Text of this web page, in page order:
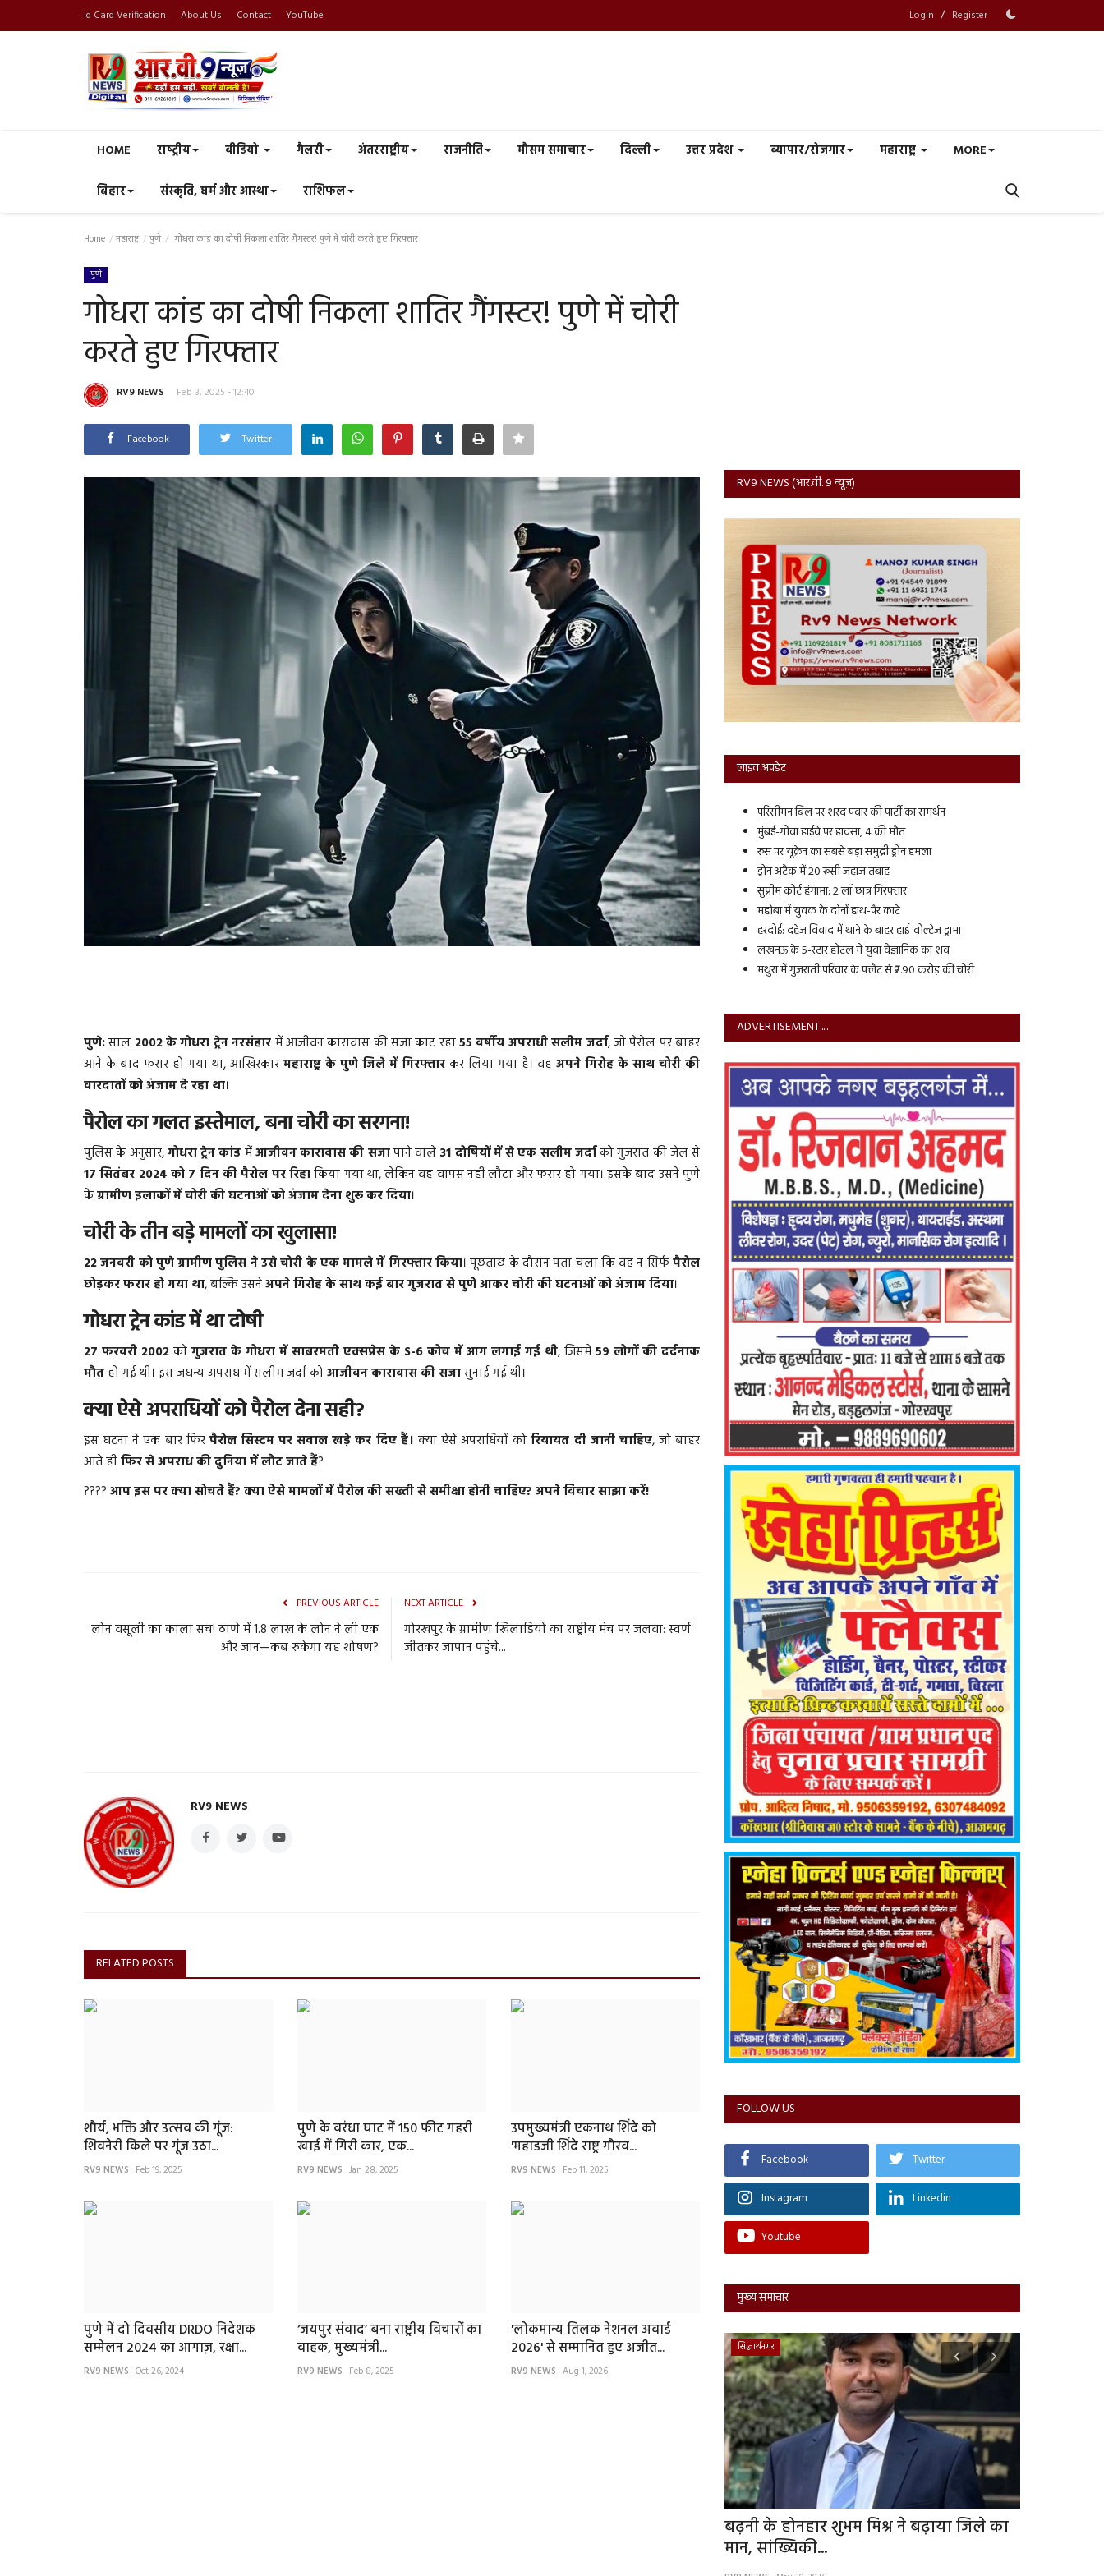
Id Card Verification About Us Contact YouTube Login / Register
HOME राष्‍ट्रीय वीडियो गैलरी अंतरराष्ट्रीय राजनीति मौसम समाचार दिल्ली उत्तर प्रदेश व्यापार/रोजगार महाराष्ट्र MORE
बिहार संस्कृति, धर्म और आस्था राशिफल
Home महाराष्ट्र पुणे गोधरा कांड का दोषी निकला शातिर गैंगस्टर! पुणे में चोरी करते हुए गिरफ्तार
पुणे
गोधरा कांड का दोषी निकला शातिर गैंगस्टर! पुणे में चोरी
करते हुए गिरफ्तार
RV9 NEWS Feb 3, 2025 - 12:40
Facebook Twitter
पुणे:साल 2002 के गोधरा ट्रेन नरसंहार में आजीवन कारावास की सजा काट रहा55 वर्षीय अपराधी सलीम जर्दा, जो पैरोल पर बाहर
आने के बाद फरार हो गया था, आखिरकार महाराष्ट्र के पुणे जिले में गिरफ्तार कर लिया गया है। वह अपने गिरोह के साथ चोरी की
वारदातों को अंजाम दे रहा था।
पैरोल का गलत इस्तेमाल, बना चोरी का सरगना!
पुलिस के अनुसार,गोधरा ट्रेन कांड मेंआजीवन कारावास की सजापाने वाले 31 दोषियों में से एक सलीम जर्दाको गुजरात की जेल से
17 सितंबर 2024 को 7 दिन की पैरोल पर रिहाकिया गया था, लेकिन वह वापस नहीं लौटा और फरार हो गया। इसके बाद उसने पुणे
केग्रामीण इलाकों में चोरी की घटनाओं को अंजाम देना शुरू कर दिया।
चोरी के तीन बड़े मामलों का खुलासा!
22 जनवरी को पुणे ग्रामीण पुलिस ने उसे चोरी के एक मामले में गिरफ्तार किया। पूछताछ के दौरान पता चला कि वह न सिर्फपैरोल
छोड़कर फरार हो गया था, बल्कि उसनेअपने गिरोह के साथ कई बार गुजरात से पुणे आकर चोरी की घटनाओं को अंजाम दिया।
गोधरा ट्रेन कांड में था दोषी
27 फरवरी 2002 को गुजरात के गोधरा में साबरमती एक्सप्रेस के S-6 कोच में आग लगाई गई थी, जिसमें 59 लोगों की दर्दनाक
मौतहो गई थी। इस जघन्य अपराध में सलीम जर्दा कोआजीवन कारावास की सजासुनाई गई थी।
क्या ऐसे अपराधियों को पैरोल देना सही?
इस घटना ने एक बार फिर पैरोल सिस्टम पर सवाल खड़े कर दिए हैं। क्या ऐसे अपराधियों कोरियायत दी जानी चाहिए, जो बाहर
आते हीफिर से अपराध की दुनिया में लौट जाते हैं?
???? आप इस पर क्या सोचते हैं? क्या ऐसे मामलों में पैरोल की सख्ती से समीक्षा होनी चाहिए? अपने विचार साझा करें!
PREVIOUS ARTICLE
लोन वसूली का काला सच! ठाणे में 1.8 लाख के लोन ने ली एक
और जान—कब रुकेगा यह शोषण?
NEXT ARTICLE
गोरखपुर के ग्रामीण खिलाड़ियों का राष्ट्रीय मंच पर जलवा: स्वर्ण
जीतकर जापान पहुंचे...
RV9 NEWS
RELATED POSTS
शौर्य, भक्ति और उत्सव की गूंज:
शिवनेरी किले पर गूंज उठा...
RV9 NEWS Feb 19, 2025
पुणे के वरंधा घाट में 150 फीट गहरी
खाई में गिरी कार, एक...
RV9 NEWS Jan 28, 2025
उपमुख्यमंत्री एकनाथ शिंदे को
'महाडजी शिंदे राष्ट्र गौरव...
RV9 NEWS Feb 11, 2025
पुणे में दो दिवसीय DRDO निदेशक
सम्मेलन 2024 का आगाज़, रक्षा...
RV9 NEWS Oct 26, 2024
‘जयपुर संवाद’ बना राष्ट्रीय विचारों का
वाहक, मुख्यमंत्री...
RV9 NEWS Feb 8, 2025
'लोकमान्य तिलक नेशनल अवार्ड
2026' से सम्मानित हुए अजीत...
RV9 NEWS Aug 1, 2026
RV9 NEWS (आर.वी. 9 न्यूज़)
लाइव अपडेट
परिसीमन बिल पर शरद पवार की पार्टी का समर्थन
मुंबई-गोवा हाईवे पर हादसा, 4 की मौत
रूस पर यूक्रेन का सबसे बड़ा समुद्री ड्रोन हमला
ड्रोन अटैक में 20 रूसी जहाज तबाह
सुप्रीम कोर्ट हंगामा: 2 लॉ छात्र गिरफ्तार
महोबा में युवक के दोनों हाथ-पैर काटे
हरदोई: दहेज विवाद में थाने के बाहर हाई-वोल्टेज ड्रामा
लखनऊ के 5-स्टार होटल में युवा वैज्ञानिक का शव
मथुरा में गुजराती परिवार के फ्लैट से ₹2.90 करोड़ की चोरी
ADVERTISEMENT.....
FOLLOW US
Facebook Twitter
Instagram Linkedin
Youtube
मुख्य समाचार
प्रयागराज सिद्धार्थनगर
बढ़नी के होनहार शुभम मिश्र ने बढ़ाया जिले का
मान, सांख्यिकी...